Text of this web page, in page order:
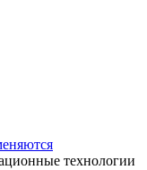
технологии